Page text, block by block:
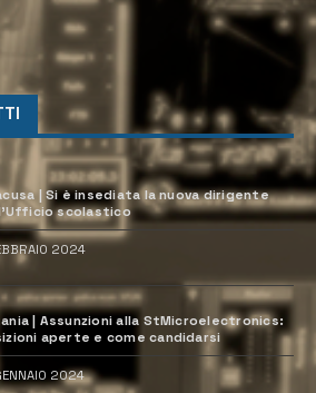
| Si è insediata la nuova dirigente
scolastico
2024
| Assunzioni alla StMicroelectronics:
aperte e come candidarsi
2024